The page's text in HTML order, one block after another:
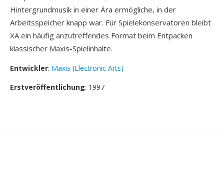
Hintergrundmusik in einer Ära ermögliche, in der
Arbeitsspeicher knapp war. Für Spielekonservatoren bleibt
XA ein häufig anzutreffendes Format beim Entpacken
klassischer Maxis-Spielinhalte.
Entwickler: Maxis (Electronic Arts)
Erstveröffentlichung: 1997